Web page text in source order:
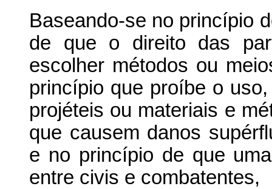
Baseando-se no princípio
de que o direito das
escolher métodos ou
princípio que proíbe o
projéteis ou materiais e
que causem danos
e no princípio de que
entre civis e combatentes,